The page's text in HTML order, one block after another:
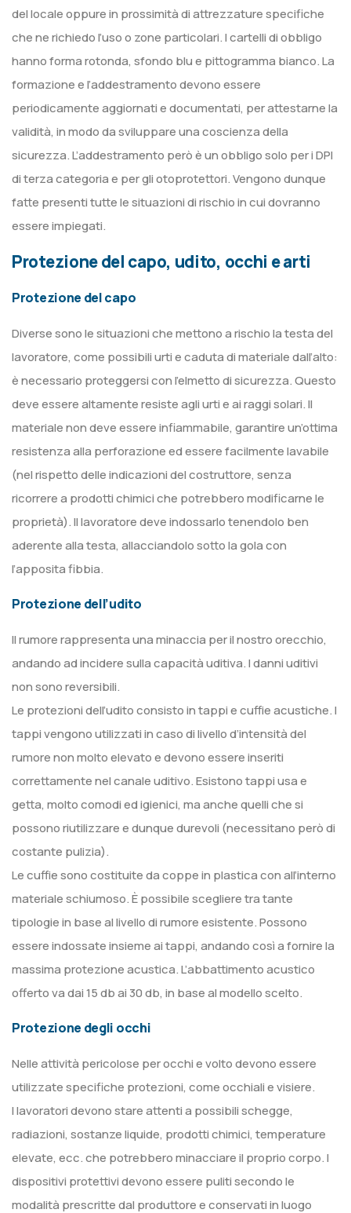
del locale oppure in prossimità di attrezzature specifiche
che ne richiedo l’uso o zone particolari. I cartelli di obbligo
hanno forma rotonda, sfondo blu e pittogramma bianco. La
formazione e l’addestramento devono essere
periodicamente aggiornati e documentati, per attestarne la
validità, in modo da sviluppare una coscienza della
sicurezza. L’addestramento però è un obbligo solo per i DPI
di terza categoria e per gli otoprotettori. Vengono dunque
fatte presenti tutte le situazioni di rischio in cui dovranno
essere impiegati.
Protezione del capo, udito, occhi e arti
Protezione del capo
Diverse sono le situazioni che mettono a rischio la testa del
lavoratore, come possibili urti e caduta di materiale dall’alto:
è necessario proteggersi con l’elmetto di sicurezza. Questo
deve essere altamente resiste agli urti e ai raggi solari. Il
materiale non deve essere infiammabile, garantire un’ottima
resistenza alla perforazione ed essere facilmente lavabile
(nel rispetto delle indicazioni del costruttore, senza
ricorrere a prodotti chimici che potrebbero modificarne le
proprietà). Il lavoratore deve indossarlo tenendolo ben
aderente alla testa, allacciandolo sotto la gola con
l’apposita fibbia.
Protezione dell’udito
Il rumore rappresenta una minaccia per il nostro orecchio,
andando ad incidere sulla capacità uditiva. I danni uditivi
non sono reversibili.
Le protezioni dell’udito consisto in tappi e cuffie acustiche. I
tappi vengono utilizzati in caso di livello d’intensità del
rumore non molto elevato e devono essere inseriti
correttamente nel canale uditivo. Esistono tappi usa e
getta, molto comodi ed igienici, ma anche quelli che si
possono riutilizzare e dunque durevoli (necessitano però di
costante pulizia).
Le cuffie sono costituite da coppe in plastica con all’interno
materiale schiumoso. È possibile scegliere tra tante
tipologie in base al livello di rumore esistente. Possono
essere indossate insieme ai tappi, andando così a fornire la
massima protezione acustica. L’abbattimento acustico
offerto va dai 15 db ai 30 db, in base al modello scelto.
Protezione degli occhi
Nelle attività pericolose per occhi e volto devono essere
utilizzate specifiche protezioni, come occhiali e visiere.
I lavoratori devono stare attenti a possibili schegge,
radiazioni, sostanze liquide, prodotti chimici, temperature
elevate, ecc. che potrebbero minacciare il proprio corpo. I
dispositivi protettivi devono essere puliti secondo le
modalità prescritte dal produttore e conservati in luogo